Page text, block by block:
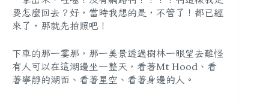
要怎麼回去？好，當時我想的是，不管了！都已經
來了，那就先拍照吧！
下車的那一霎那，那一美景透過樹林一眼望去難怪
有人可以在這湖邊坐一整天，看著Mt Hood、看
著寧靜的湖面、看著星空、看著身邊的人。